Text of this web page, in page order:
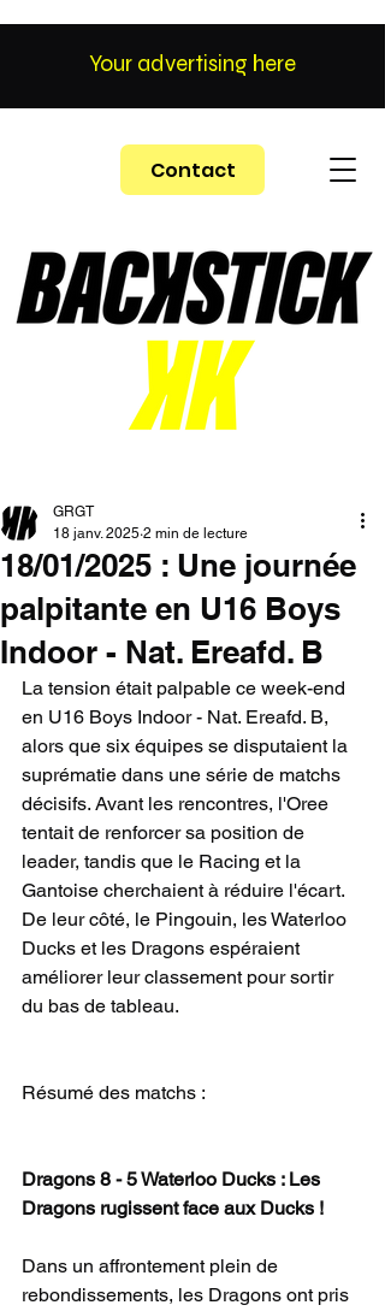
Contact
Your advertising here
18/01/2025 : Une journée
palpitante en U16 Boys
Indoor - Nat. Ereafd. B
GRGT
18 janv. 2025 2 min de lecture
La tension était palpable ce week-end
en U16 Boys Indoor - Nat. Ereafd. B,
alors que six équipes se disputaient la
suprématie dans une série de matchs
décisifs. Avant les rencontres, l'Oree
tentait de renforcer sa position de
leader, tandis que le Racing et la
Gantoise cherchaient à réduire l'écart.
De leur côté, le Pingouin, les Waterloo
Ducks et les Dragons espéraient
améliorer leur classement pour sortir
du bas de tableau.
Résumé des matchs :
Dragons 8 - 5 Waterloo Ducks : Les
Dragons rugissent face aux Ducks !
Dans un affrontement plein de
rebondissements, les Dragons ont pris